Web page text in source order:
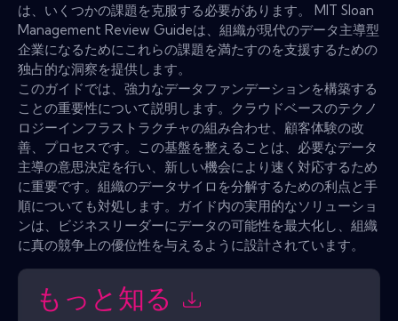
は、いくつかの課題を克服する必要があります。 MIT Sloan
Management Review Guideは、組織が現代のデータ主導型
企業になるためにこれらの課題を満たすのを支援するための
独占的な洞察を提供します。
このガイドでは、強力なデータファンデーションを構築する
ことの重要性について説明します。クラウドベースのテクノ
ロジーインフラストラクチャの組み合わせ、顧客体験の改
善、プロセスです。この基盤を整えることは、必要なデータ
主導の意思決定を行い、新しい機会により速く対応するため
に重要です。組織のデータサイロを分解するための利点と手
順についても対処します。ガイド内の実用的​​なソリューショ
ンは、ビジネスリーダーにデータの可能性を最大化し、組織
に真の競争上の優位性を与えるように設計されています。
もっと知る